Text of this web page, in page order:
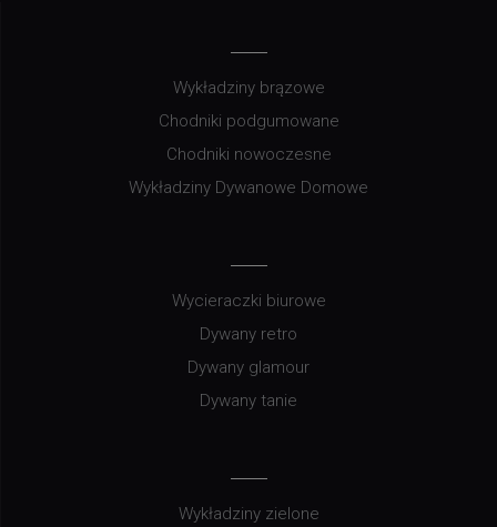
Wykładziny brązowe
Chodniki podgumowane
Chodniki nowoczesne
Wykładziny Dywanowe Domowe
Wycieraczki biurowe
Dywany retro
Dywany glamour
Dywany tanie
Wykładziny zielone